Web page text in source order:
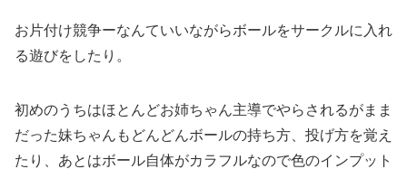
お片付け競争ーなんていいながらボールをサークルに入れ
る遊びをしたり。
初めのうちはほとんどお姉ちゃん主導でやらされるがまま
だった妹ちゃんもどんどんボールの持ち方、投げ方を覚え
たり、あとはボール自体がカラフルなので色のインプット